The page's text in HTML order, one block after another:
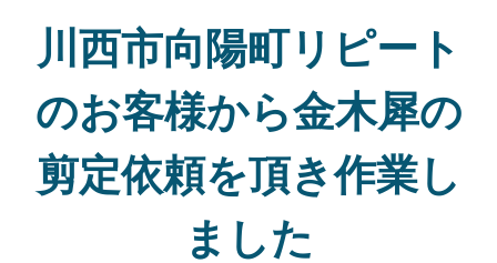
川西市向陽町リピート
のお客様から金木犀の
剪定依頼を頂き作業し
ました